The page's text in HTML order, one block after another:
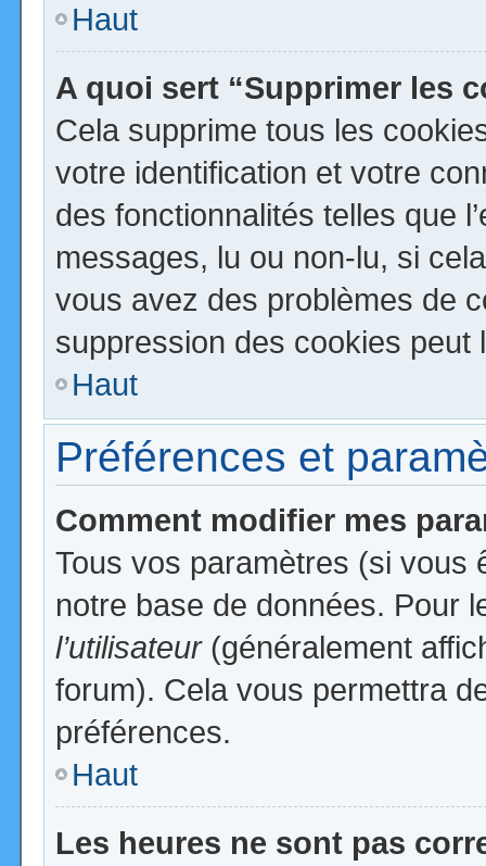
Haut
A quoi sert “Supprimer les
Cela supprime tous les
votre identification et votre
des fonctionnalités telles que
messages, lu ou non-lu, si
vous avez des problèmes de
suppression des cookies peut
Haut
Préférences et
Comment modifier mes
Tous vos paramètres (si vous
notre base de données. Pour
l’utilisateur(généralement
forum). Cela vous permettra
préférences.
Haut
Les heures ne sont pas